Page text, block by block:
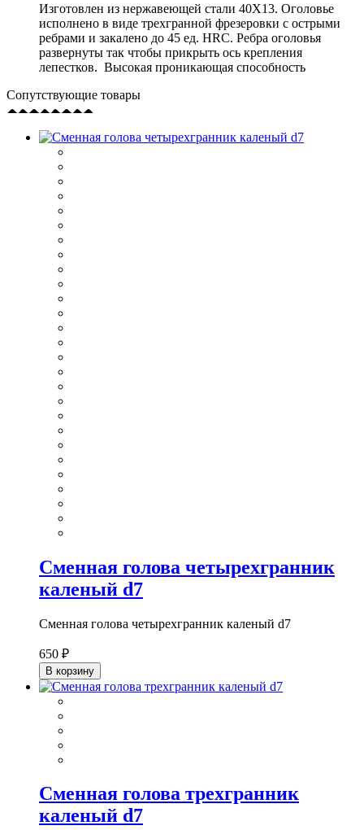
Изготовлен из нержавеющей стали 40Х13. Оголовье
исполнено в виде трехгранной фрезеровки с острыми
ребрами и закалено до 45 ед. HRC. Ребра оголовья
развернуты так чтобы прикрыть ось крепления
лепестков. Высокая проникающая способность
Сопутствующие товары
Сменная голова четырехгранник
каленый d7
Сменная голова четырехгранник каленый d7
650 ₽
В корзину
Сменная голова трехгранник
каленый d7